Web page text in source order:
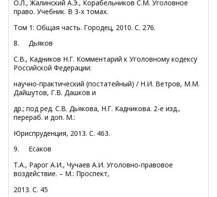
О.Л., Жалинский А.Э., Корабельников С.М. Уголовное
право. Учебник. В 3-х томах.
Том 1: Общая часть. Городец, 2010. С. 276.
8. Дьяков
С.В., Кадников Н.Г. Комментарий к Уголовному кодексу
Российской Федерации:
научно-практический (постатейный) / Н.И. Ветров, М.М.
Дайшутов, Г.В. Дашков и
др.; под ред. С.В. Дьякова, Н.Г. Кадникова. 2-е изд.,
перераб. и доп. М.:
Юриспруденция, 2013. С. 463.
9. Есаков
Т.А., Рарог А.И., Чучаев А.И. Уголовно-правовое
воздействие. – М.: Проспект,
2013. С. 45